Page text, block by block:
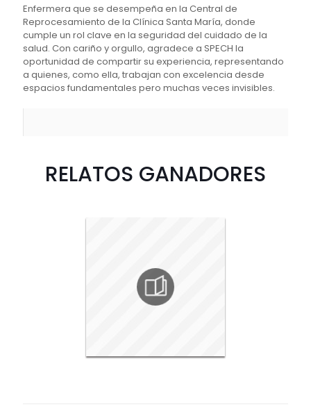
Enfermera que se desempeña en la Central de
Reprocesamiento de la Clínica Santa María, donde
cumple un rol clave en la seguridad del cuidado de la
salud. Con cariño y orgullo, agradece a SPECH la
oportunidad de compartir su experiencia, representando
a quienes, como ella, trabajan con excelencia desde
espacios fundamentales pero muchas veces invisibles.
RELATOS GANADORES